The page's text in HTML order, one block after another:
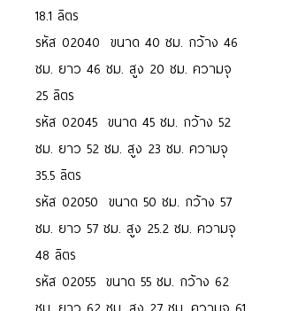
18.1 ลิตร
รหัส 02040 ขนาด 40 ซม. กว้าง 46
ซม. ยาว 46 ซม. สูง 20 ซม. ความจุ
25 ลิตร
รหัส 02045 ขนาด 45 ซม. กว้าง 52
ซม. ยาว 52 ซม. สูง 23 ซม. ความจุ
35.5 ลิตร
รหัส 02050 ขนาด 50 ซม. กว้าง 57
ซม. ยาว 57 ซม. สูง 25.2 ซม. ความจุ
48 ลิตร
รหัส 02055 ขนาด 55 ซม. กว้าง 62